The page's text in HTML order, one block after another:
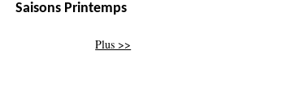
Saisons Printemps
Plus >>